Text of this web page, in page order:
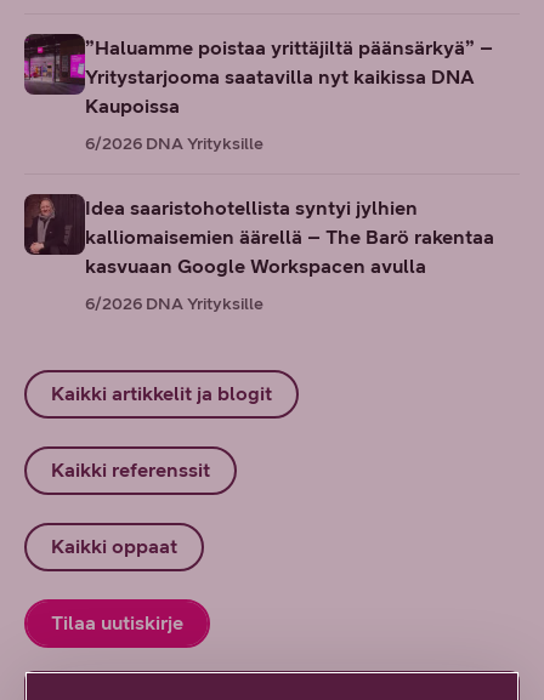
”Haluamme poistaa yrittäjiltä päänsärkyä” –
Yritystarjooma saatavilla nyt kaikissa DNA
Kaupoissa
6/2026 DNA Yrityksille
Idea saaristohotellista syntyi jylhien
kalliomaisemien äärellä – The Barö rakentaa
kasvuaan Google Workspacen avulla
6/2026 DNA Yrityksille
Kaikki artikkelit ja blogit
Kaikki referenssit
Kaikki oppaat
Tilaa uutiskirje